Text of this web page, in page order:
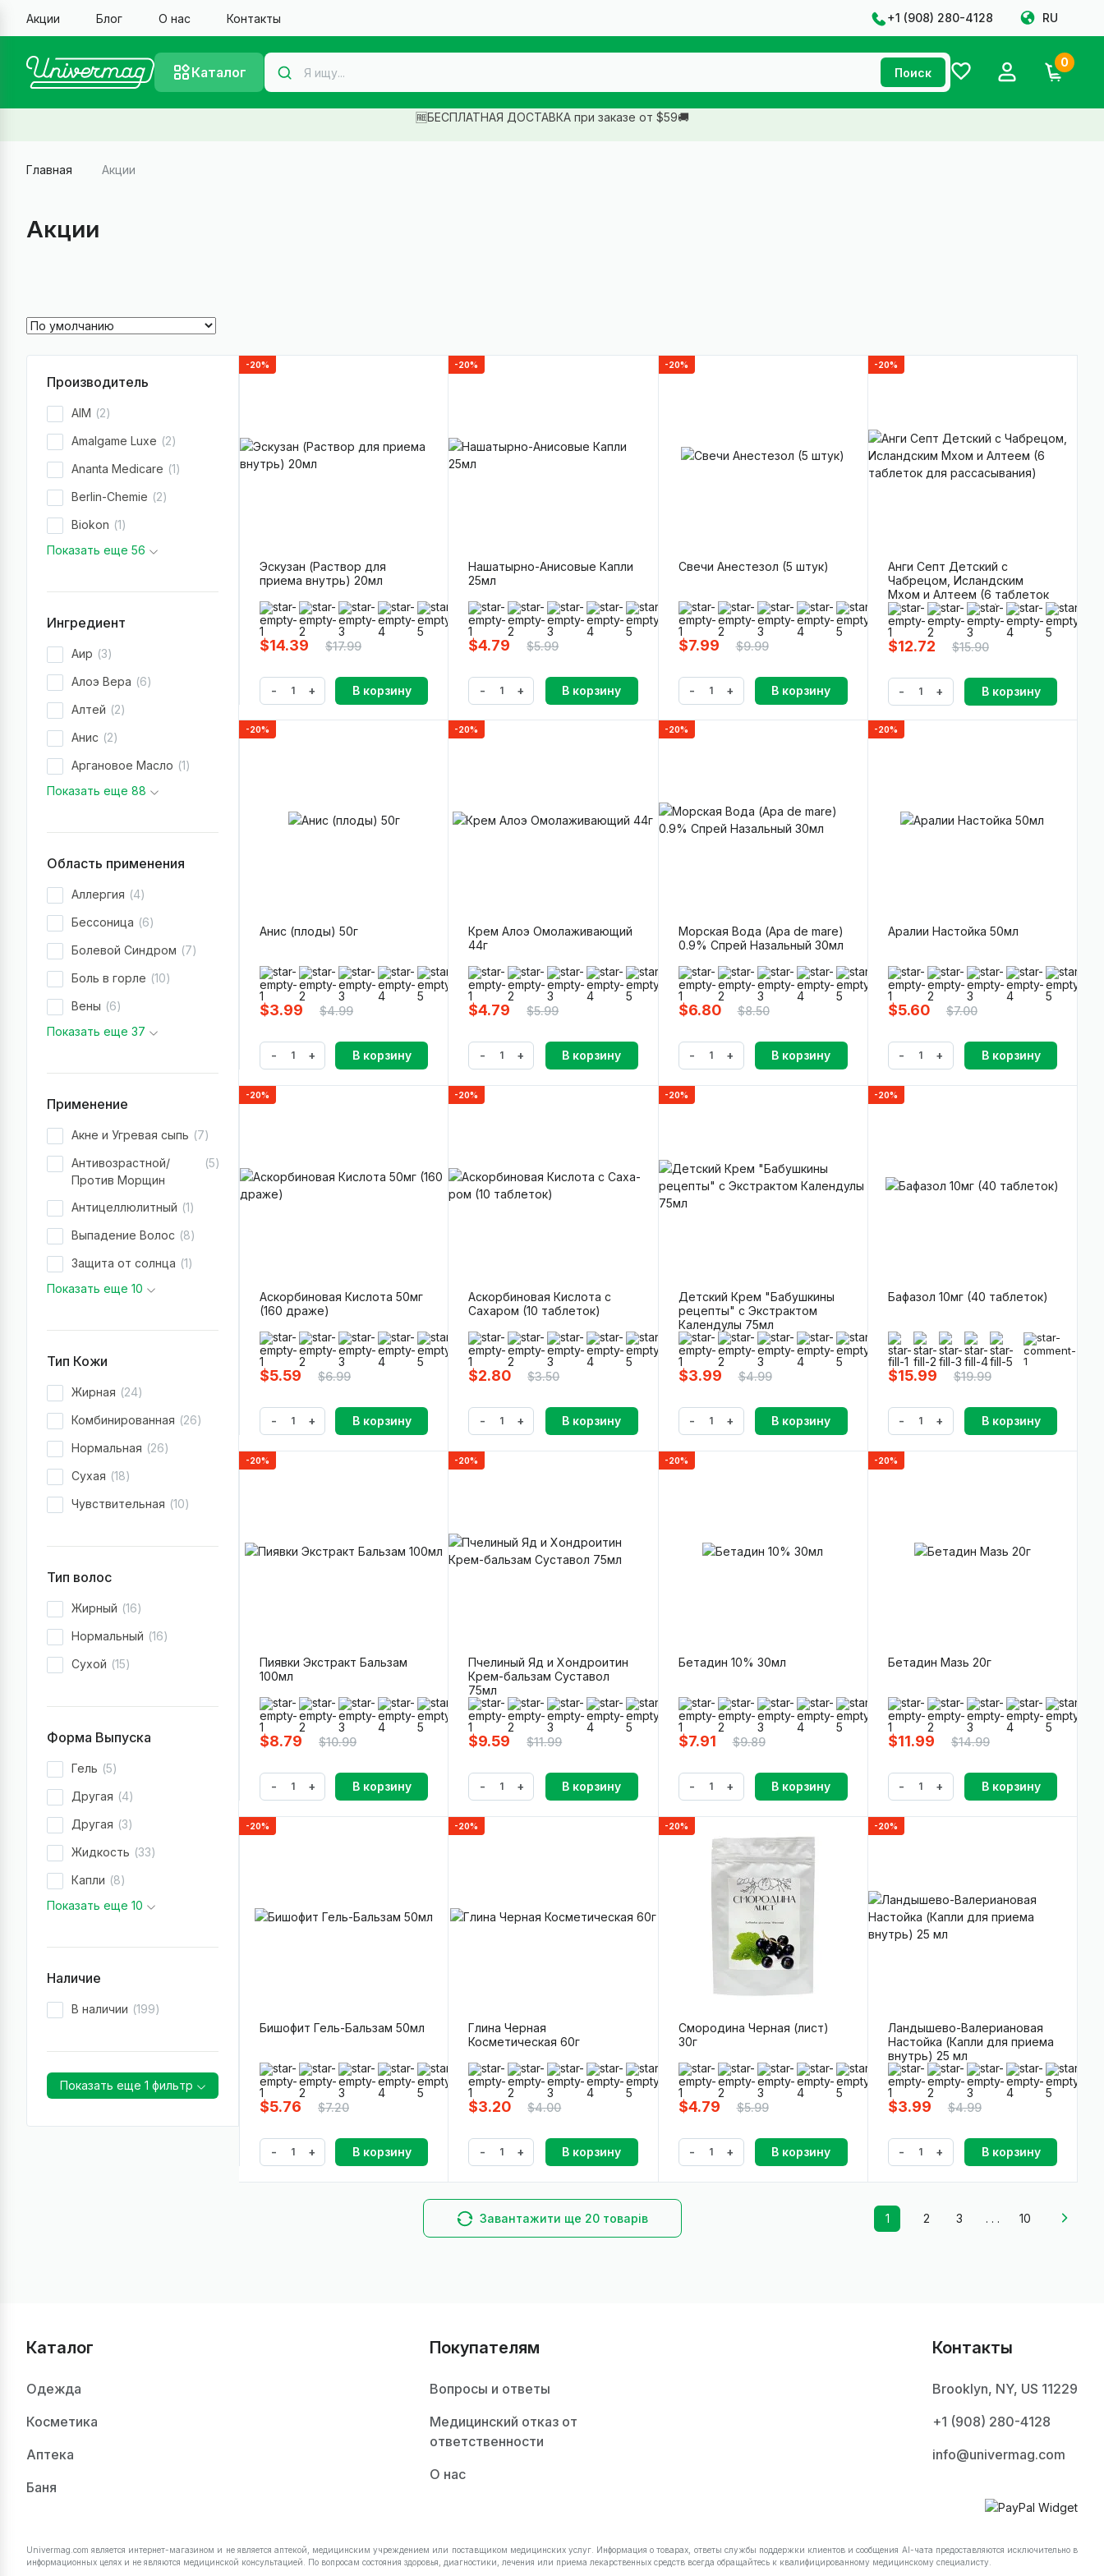
Акции Блог О нас Контакты +1 ‪(908) 280-4128‬ RU
Каталог Поиск
0
🆓БЕСПЛАТНАЯ ДОСТАВКА при заказе от $59🚚
Главная Акции
Акции
Производитель
AIM
2
Amalgame Luxe
2
Ananta Medicare
1
Berlin-Chemie
2
Biokon
1
Показать еще 56
Ингредиент
Аир
3
Алоэ Вера
6
Алтей
2
Анис
2
Аргановое Масло
1
Показать еще 88
Область применения
Аллергия
4
Бессоница
6
Болевой Синдром
7
Боль в горле
10
Вены
6
Показать еще 37
Применение
Акне и Угревая сыпь
7
Антивозрастной/
Против Морщин
5
Антицеллюлитный
1
Выпадение Волос
8
Защита от солнца
1
Показать еще 10
Тип Кожи
Жирная
24
Комбинированная
26
Нормальная
26
Сухая
18
Чувствительная
10
Тип волос
Жирный
16
Нормальный
16
Сухой
15
Форма Выпуска
Гель
5
Другая
4
Другая
3
Жидкость
33
Капли
8
Показать еще 10
Наличие
В наличии 199
Показать еще 1 фильтр
-20%
Эскузан (Раствор для
приема внутрь) 20мл
(0)
$14.39 $17.99
- + В корзину
-20%
Нашатырно-Анисовые Капли
25мл
(0)
$4.79 $5.99
- + В корзину
-20%
Свечи Анестезол (5 штук)
(0)
$7.99 $9.99
- + В корзину
-20%
Анги Септ Детский с
Чабрецом, Исландским
Мхом и Алтеем (6 таблеток
для рассасывания)
$12.72 $15.90
- + В корзину
-20%
Анис (плоды) 50г
(0)
$3.99 $4.99
- + В корзину
-20%
Крем Алоэ Омолаживающий
44г
(0)
$4.79 $5.99
- + В корзину
-20%
Морская Вода (Apa de mare)
0.9% Спрей Назальный 30мл
(0)
$6.80 $8.50
- + В корзину
-20%
Аралии Настойка 50мл
$5.60 $7.00
- + В корзину
-20%
Аскорбиновая Кислота 50мг
(160 драже)
(0)
$5.59 $6.99
- + В корзину
-20%
Аскорби­новая Кислота с
Саха­ром (10 таблеток)
(0)
$2.80 $3.50
- + В корзину
-20%
Детский Крем "Бабушкины
рецепты" с Экстрактом
Календулы 75мл
(0)
$3.99 $4.99
- + В корзину
-20%
Бафазол 10мг (40 таблеток)
$15.99 $19.99
- + В корзину
-20%
Пиявки Экстракт Бальзам
100мл
(0)
$8.79 $10.99
- + В корзину
-20%
Пчелиный Яд и Хондроитин
Крем-бальзам Суставол
75мл
(0)
$9.59 $11.99
- + В корзину
-20%
Бетадин 10% 30мл
(0)
$7.91 $9.89
- + В корзину
-20%
Бетадин Мазь 20г
$11.99 $14.99
- + В корзину
-20%
Бишофит Гель-Бальзам 50мл
(0)
$5.76 $7.20
- + В корзину
-20%
Глина Черная
Косметическая 60г
(0)
$3.20 $4.00
- + В корзину
-20%
Смородина Черная (лист)
30г
(0)
$4.79 $5.99
- + В корзину
-20%
Ландышево-Валериановая
Настойка (Капли для приема
внутрь) 25 мл
$3.99 $4.99
- + В корзину
Завантажити ще 20 товарів 1 2 3 . . . 10
Каталог
Одежда
Косметика
Аптека
Баня
Покупателям
Вопросы и ответы
Медицинский отказ от
ответственности
О нас
Контакты
Brooklyn, NY, US 11229
+1 ‪(908) 280-4128‬
info@univermag.com
Univermag.com является интернет-магазином и не является аптекой, медицинским учреждением или поставщиком медицинских услуг. Информация о товарах, ответы службы поддержки клиентов и сообщения AI-чата предоставляются исключительно в
информационных целях и не являются медицинской консультацией. По вопросам состояния здоровья, диагностики, лечения или приема лекарственных средств всегда обращайтесь к квалифицированному медицинскому специалисту.